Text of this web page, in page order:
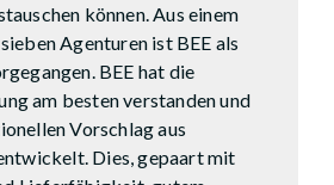
können. Aus einem
Agenturen ist BEE als
BEE hat die
am besten verstanden und
Vorschlag aus
Dies, gepaart mit